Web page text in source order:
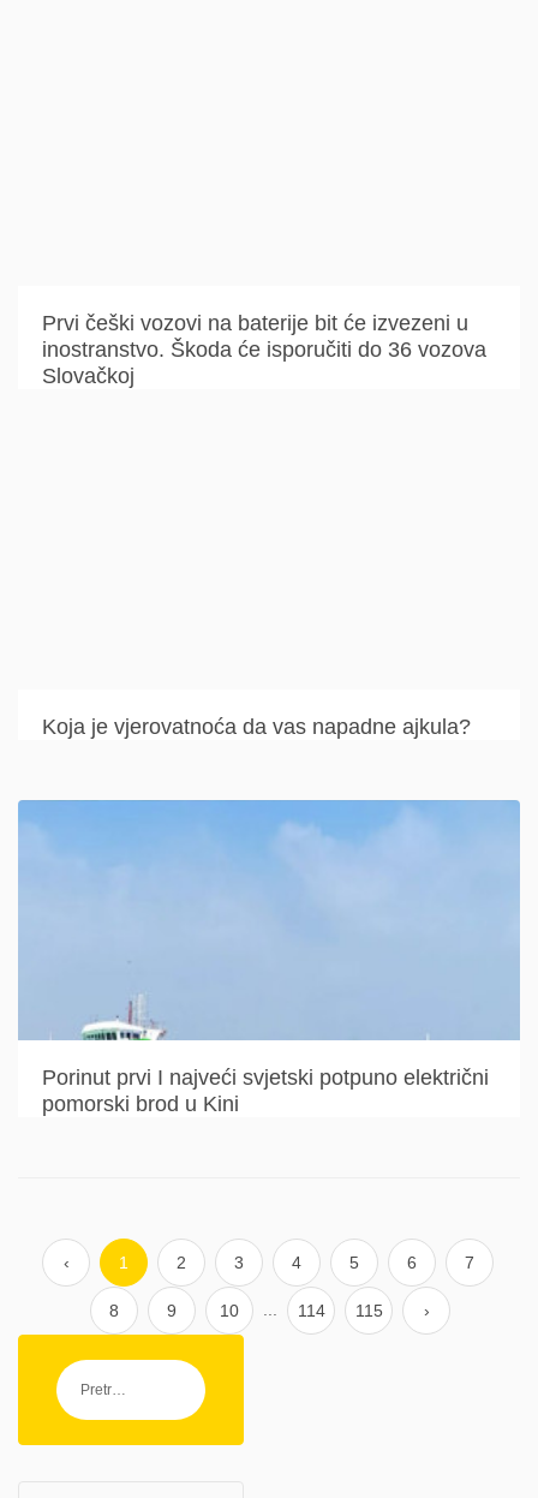
Prvi češki vozovi na baterije bit će izvezeni u
inostranstvo. Škoda će isporučiti do 36 vozova
Slovačkoj
Koja je vjerovatnoća da vas napadne ajkula?
Porinut prvi I najveći svjetski potpuno električni
pomorski brod u Kini
‹ 1 2 3 4 5 6 7
8 9 10 114 115 ›